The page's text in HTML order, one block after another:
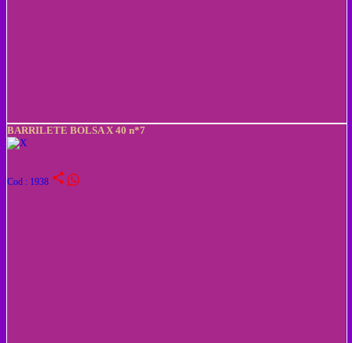
BARRILETE BOLSA X 40 n*7
Cod : 1938 share